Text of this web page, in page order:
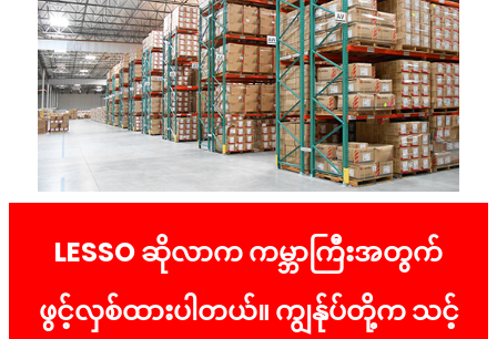
LESSO ဆိုလာက ကမ္ဘာကြီးအတွက်
ဖွင့်လှစ်ထားပါတယ်။ ကျွန်ုပ်တို့က သင့်